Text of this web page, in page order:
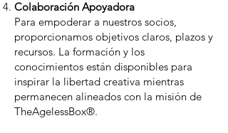
Colaboración Apoyadora
Para empoderar a nuestros socios,
proporcionamos objetivos claros, plazos y
recursos. La formación y los
conocimientos están disponibles para
inspirar la libertad creativa mientras
permanecen alineados con la misión de
TheAgelessBox®.